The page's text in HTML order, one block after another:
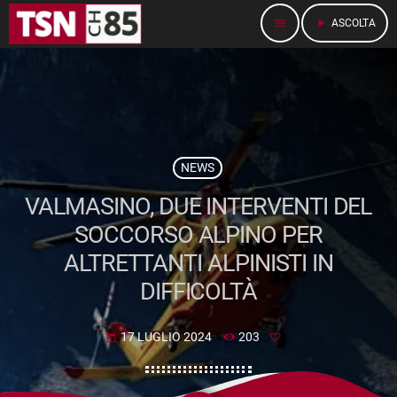
menu play_arrow ASCOLTA
NEWS
VALMASINO, DUE INTERVENTI DEL
SOCCORSO ALPINO PER
ALTRETTANTI ALPINISTI IN
DIFFICOLTÀ
today 17 LUGLIO 2024 203